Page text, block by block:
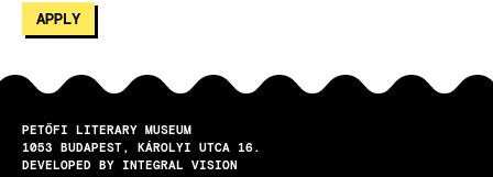
PETŐFI LITERARY MUSEUM
1053
BUDAPEST
KÁROLYI UTCA 16.
DEVELOPED BY INTEGRAL VISION